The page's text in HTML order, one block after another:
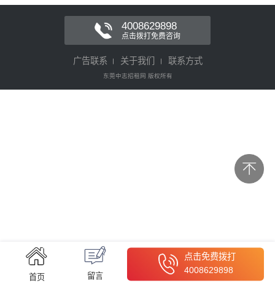
首页 留言
点击免费拨打
4008629898
4008629898
点击拨打免费咨询
广告联系 关于我们 联系方式
东莞中志招租网 版权所有